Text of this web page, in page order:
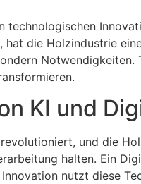
die Holzindustrie
KI und
und die
halten. Ein
nutzt diese